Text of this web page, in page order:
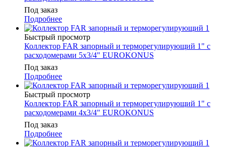
Под заказ
Подробнее
Быстрый просмотр
Коллектор FAR запорный и терморегулирующий 1" с
расходомерами 5х3/4" EUROKONUS
Под заказ
Подробнее
Быстрый просмотр
Коллектор FAR запорный и терморегулирующий 1" с
расходомерами 4х3/4" EUROKONUS
Под заказ
Подробнее